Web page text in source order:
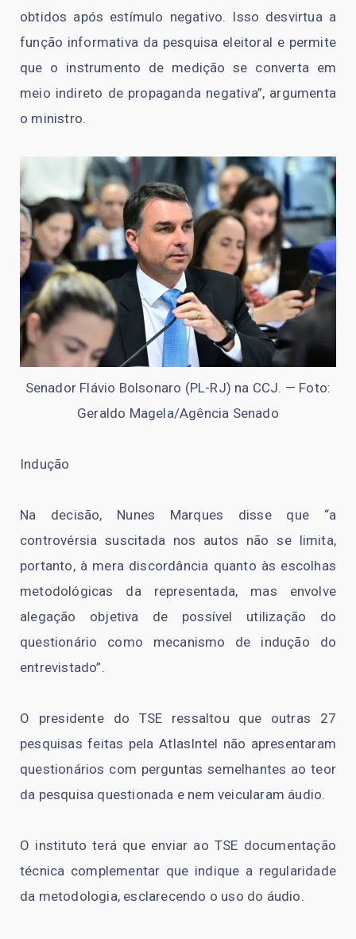
obtidos após estímulo negativo. Isso desvirtua a
função informativa da pesquisa eleitoral e permite
que o instrumento de medição se converta em
meio indireto de propaganda negativa”, argumenta
o ministro.
Senador Flávio Bolsonaro (PL-RJ) na CCJ. — Foto:
Geraldo Magela/Agência Senado
Indução
Na decisão, Nunes Marques disse que “a
controvérsia suscitada nos autos não se limita,
portanto, à mera discordância quanto às escolhas
metodológicas da representada, mas envolve
alegação objetiva de possível utilização do
questionário como mecanismo de indução do
entrevistado”.
O presidente do TSE ressaltou que outras 27
pesquisas feitas pela AtlasIntel não apresentaram
questionários com perguntas semelhantes ao teor
da pesquisa questionada e nem veicularam áudio.
O instituto terá que enviar ao TSE documentação
técnica complementar que indique a regularidade
da metodologia, esclarecendo o uso do áudio.